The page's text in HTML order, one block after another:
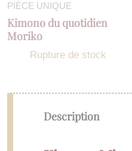
PIÈCE UNIQUE
Kimono du quotidien
Moriko
Rupture de stock
Description